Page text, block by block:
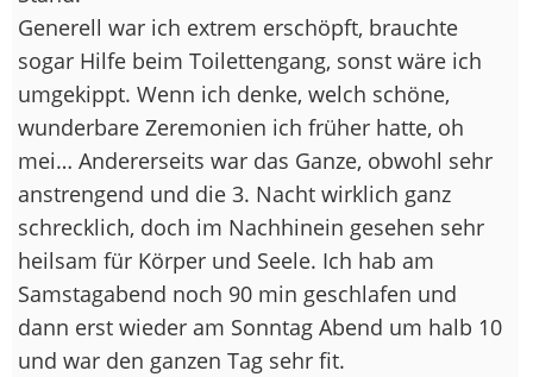
Generell war ich extrem erschöpft, brauchte
sogar Hilfe beim Toilettengang, sonst wäre ich
umgekippt. Wenn ich denke, welch schöne,
wunderbare Zeremonien ich früher hatte, oh
mei… Andererseits war das Ganze, obwohl sehr
anstrengend und die 3. Nacht wirklich ganz
schrecklich, doch im Nachhinein gesehen sehr
heilsam für Körper und Seele. Ich hab am
Samstagabend noch 90 min geschlafen und
dann erst wieder am Sonntag Abend um halb 10
und war den ganzen Tag sehr fit.